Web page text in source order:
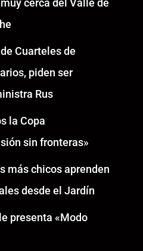
cerca del Valle de
Cuarteles de
piden ser
Rus
la Copa
sin fronteras»
más chicos aprenden
desde el Jardín
presenta «Modo